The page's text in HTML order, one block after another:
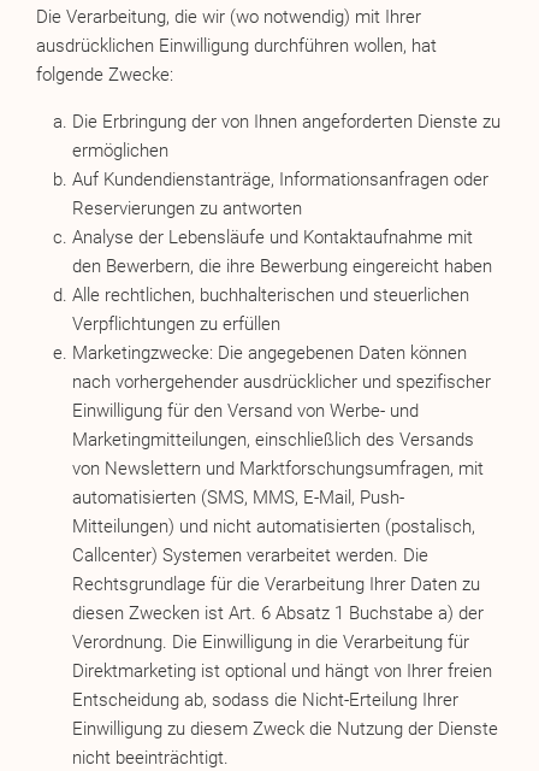
Die Verarbeitung, die wir (wo notwendig) mit Ihrer
ausdrücklichen Einwilligung durchführen wollen, hat
folgende Zwecke:
Die Erbringung der von Ihnen angeforderten Dienste zu
ermöglichen
Auf Kundendienstanträge, Informationsanfragen oder
Reservierungen zu antworten
Analyse der Lebensläufe und Kontaktaufnahme mit
den Bewerbern, die ihre Bewerbung eingereicht haben
Alle rechtlichen, buchhalterischen und steuerlichen
Verpflichtungen zu erfüllen
Marketingzwecke: Die angegebenen Daten können
nach vorhergehender ausdrücklicher und spezifischer
Einwilligung für den Versand von Werbe- und
Marketingmitteilungen, einschließlich des Versands
von Newslettern und Marktforschungsumfragen, mit
automatisierten (SMS, MMS, E-Mail, Push-
Mitteilungen) und nicht automatisierten (postalisch,
Callcenter) Systemen verarbeitet werden. Die
Rechtsgrundlage für die Verarbeitung Ihrer Daten zu
diesen Zwecken ist Art. 6 Absatz 1 Buchstabe a) der
Verordnung. Die Einwilligung in die Verarbeitung für
Direktmarketing ist optional und hängt von Ihrer freien
Entscheidung ab, sodass die Nicht-Erteilung Ihrer
Einwilligung zu diesem Zweck die Nutzung der Dienste
nicht beeinträchtigt.